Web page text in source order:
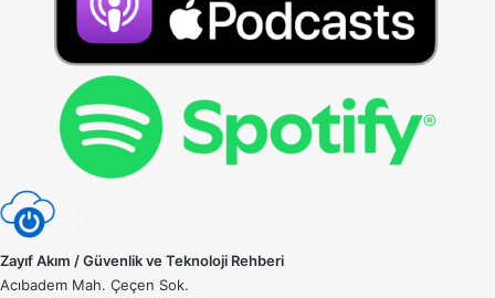
Zayıf Akım / Güvenlik ve Teknoloji Rehberi
Acıbadem Mah. Çeçen Sok.